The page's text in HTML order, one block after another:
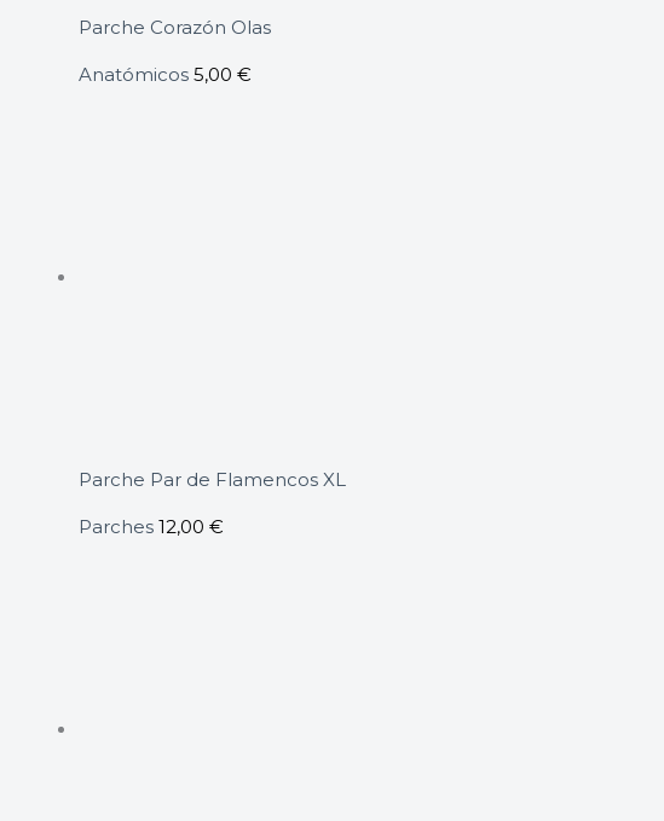
Parche Corazón Olas
Anatómicos 5,00 €
Parche Par de Flamencos XL
Parches 12,00 €